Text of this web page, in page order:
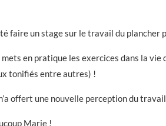
faire un stage sur le travail du
en pratique les exercices dans la
tonifiés entre autres) !
offert une nouvelle perception du
Marie !